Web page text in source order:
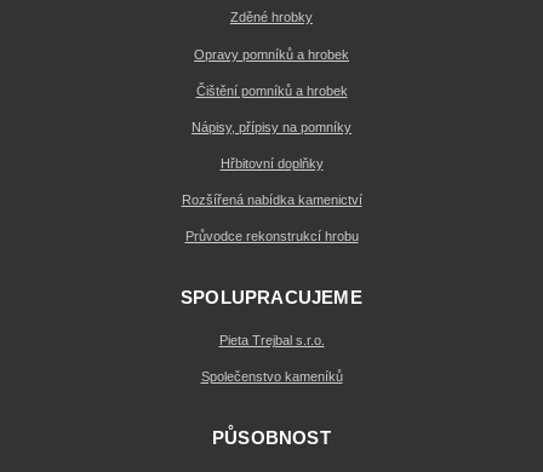
Zděné hrobky
Opravy pomníků a hrobek
Čištění pomníků a hrobek
Nápisy, přípisy na pomníky
Hřbitovní doplňky
Rozšířená nabídka kamenictví
Průvodce rekonstrukcí hrobu
SPOLUPRACUJEME
Pieta Trejbal s.r.o.
Společenstvo kameníků
PŮSOBNOST